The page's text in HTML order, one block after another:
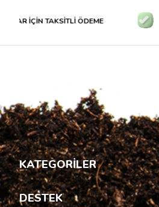
İÇİN TAKSİTLİ ÖDEME
KATEGORİLER
DESTEK